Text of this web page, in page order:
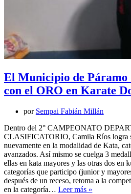
El Municipio de Páramo
con el ORO en Karate
por Sempai Fabián Millán
Dentro del 2° CAMPEONATO
CLASIFICATORIO, Camila Ríos logra
nuevamente en la modalidad de Kata,
avanzados. Así mismo se cuelga 3
ellas en kata mayores y las otras dos en
categorías que participo (junior y
después de un receso, retoma a la
en la categoría… Leer más »